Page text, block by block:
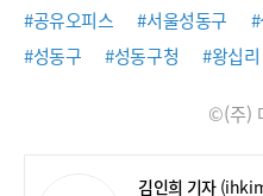
#공유오피스 #서울성동구
#성동구
#성동구청 #왕십리
©(주)
김인희 기자